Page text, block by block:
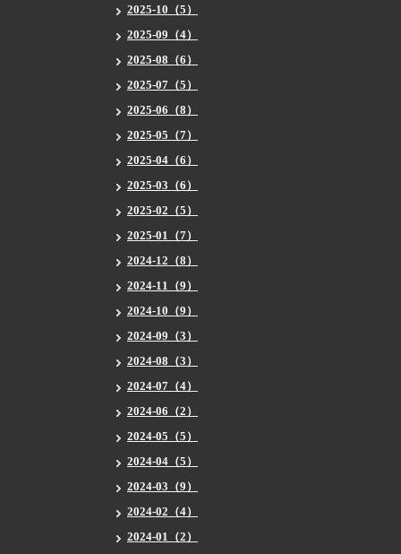
2025-10（5）
2025-09（4）
2025-08（6）
2025-07（5）
2025-06（8）
2025-05（7）
2025-04（6）
2025-03（6）
2025-02（5）
2025-01（7）
2024-12（8）
2024-11（9）
2024-10（9）
2024-09（3）
2024-08（3）
2024-07（4）
2024-06（2）
2024-05（5）
2024-04（5）
2024-03（9）
2024-02（4）
2024-01（2）